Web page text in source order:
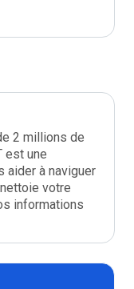
2 millions de
est une
aider à naviguer
votre
informations